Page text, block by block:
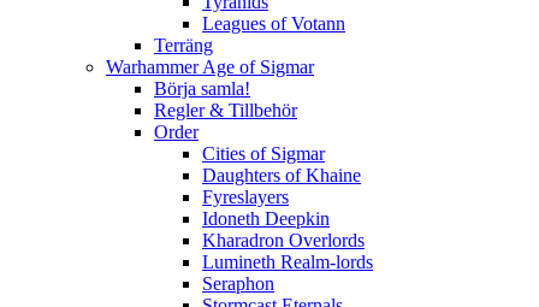
Leagues of Votann
Terräng
Warhammer Age of Sigmar
Börja samla!
Regler & Tillbehör
Order
Cities of Sigmar
Daughters of Khaine
Fyreslayers
Idoneth Deepkin
Kharadron Overlords
Lumineth Realm-lords
Seraphon